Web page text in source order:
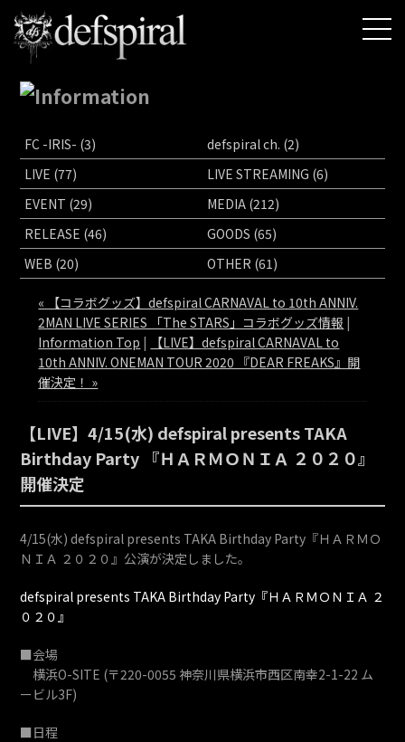
FC -IRIS- (3)
defspiral ch. (2)
LIVE (77)
LIVE STREAMING (6)
EVENT (29)
MEDIA (212)
RELEASE (46)
GOODS (65)
WEB (20)
OTHER (61)
« 【コラボグッズ】defspiral CARNAVAL to 10th ANNIV.
2MAN LIVE SERIES 「The STARS」コラボグッズ情報 |
Information Top |
【LIVE】defspiral CARNAVAL to
10th ANNIV. ONEMAN TOUR 2020 『DEAR FREAKS』開
催決定！ »
【LIVE】4/15(水) defspiral presents TAKA
Birthday Party 『ＨＡＲＭＯＮＩＡ ２０２０』
開催決定
4/15(水) defspiral presents TAKA Birthday Party『ＨＡＲＭＯ
ＮＩＡ ２０２０』公演が決定しました。
defspiral presents TAKA Birthday Party『ＨＡＲＭＯＮＩＡ ２
０２０』
■会場
横浜O-SITE (〒220-0055 神奈川県横浜市西区南幸2-1-22 ム
ービル3F)
■日程